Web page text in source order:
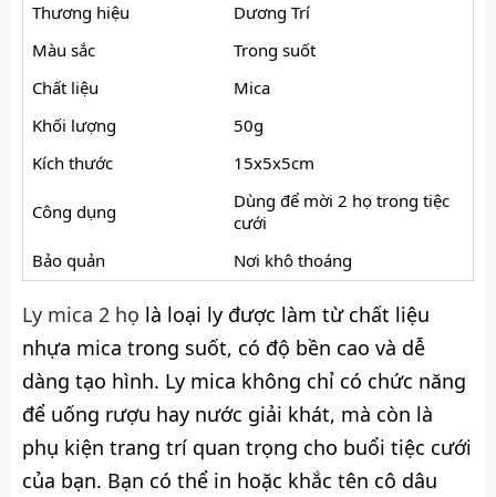
Thương hiệu
Dương Trí
Màu sắc
Trong suốt
Chất liệu
Mica
Khối lượng
50g
Kích thước
15x5x5cm
Công dụng
Dùng để mời 2 họ trong tiệc
cưới
Bảo quản
Nơi khô thoáng
Ly mica 2 họ là loại ly được làm từ chất liệu
nhựa mica trong suốt, có độ bền cao và dễ
dàng tạo hình. Ly mica không chỉ có chức năng
để uống rượu hay nước giải khát, mà còn là
phụ kiện trang trí quan trọng cho buổi tiệc cưới
của bạn. Bạn có thể in hoặc khắc tên cô dâu